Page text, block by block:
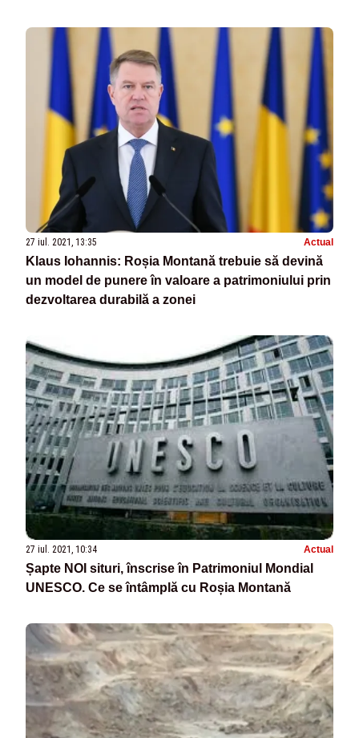
27 iul. 2021, 13:35 Actual
Klaus Iohannis: Roșia Montană trebuie să devină
un model de punere în valoare a patrimoniului prin
dezvoltarea durabilă a zonei
27 iul. 2021, 10:34 Actual
Șapte NOI situri, înscrise în Patrimoniul Mondial
UNESCO. Ce se întâmplă cu Roșia Montană